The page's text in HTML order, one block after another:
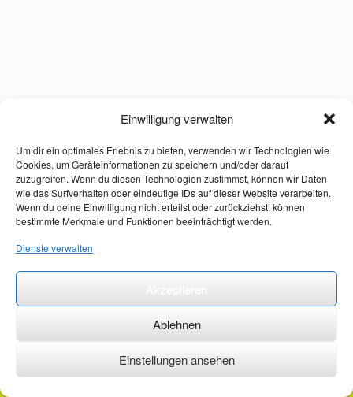
Einwilligung verwalten
Um dir ein optimales Erlebnis zu bieten, verwenden wir Technologien wie
Cookies, um Geräteinformationen zu speichern und/oder darauf
zuzugreifen. Wenn du diesen Technologien zustimmst, können wir Daten
wie das Surfverhalten oder eindeutige IDs auf dieser Website verarbeiten.
Wenn du deine Einwilligung nicht erteilst oder zurückziehst, können
bestimmte Merkmale und Funktionen beeinträchtigt werden.
Dienste verwalten
Ablehnen
Einstellungen ansehen
©2026 ·erstehilfekurs-mauch.de ·AGB ·Datenschutzerklärung ·Impressum ·